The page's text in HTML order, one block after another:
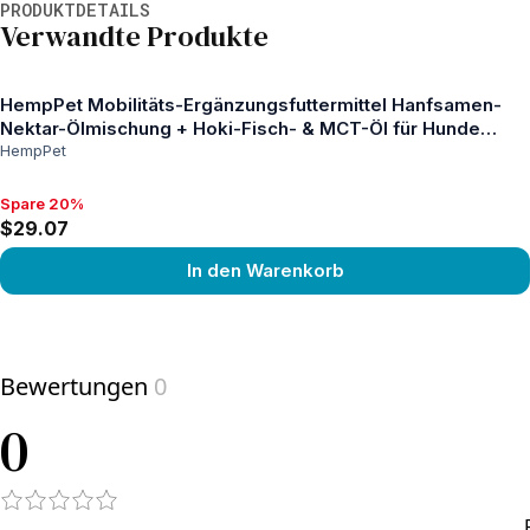
PRODUKTDETAILS
Verwandte Produkte
HempPet Mobilitäts-Ergänzungsfuttermittel Hanfsamen-
Nektar-Ölmischung + Hoki-Fisch- & MCT-Öl für Hunde
100ml
HempPet
Spare 20%, $29.07
Spare 20%
$29.07
In den Warenkorb
Bewertungen 0
0